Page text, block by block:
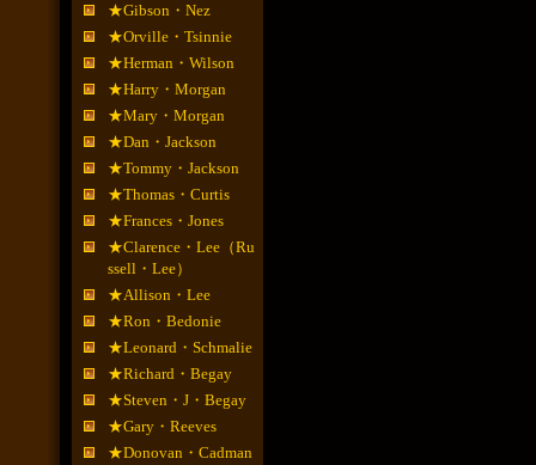
★Gibson・Nez
★Orville・Tsinnie
★Herman・Wilson
★Harry・Morgan
★Mary・Morgan
★Dan・Jackson
★Tommy・Jackson
★Thomas・Curtis
★Frances・Jones
★Clarence・Lee（Ru
ssell・Lee）
★Allison・Lee
★Ron・Bedonie
★Leonard・Schmalie
★Richard・Begay
★Steven・J・Begay
★Gary・Reeves
★Donovan・Cadman